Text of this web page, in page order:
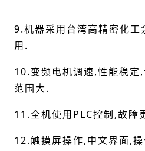
9.机器采用台湾高精密化工
用.
10.变频电机调速,性能稳定
范围大.
11.全机使用PLC控制,故障
12.触摸屏操作,中文界面,